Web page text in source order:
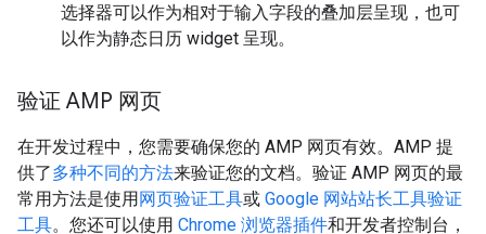
选择器可以作为相对于输入字段的叠加层呈现，也可
以作为静态日历 widget 呈现。
验证 AMP 网页
在开发过程中，您需要确保您的 AMP 网页有效。AMP 提
供了多种不同的方法来验证您的文档。验证 AMP 网页的最
常用方法是使用网页验证工具或 Google 网站站长工具验证
工具。您还可以使用 Chrome 浏览器插件和开发者控制台，